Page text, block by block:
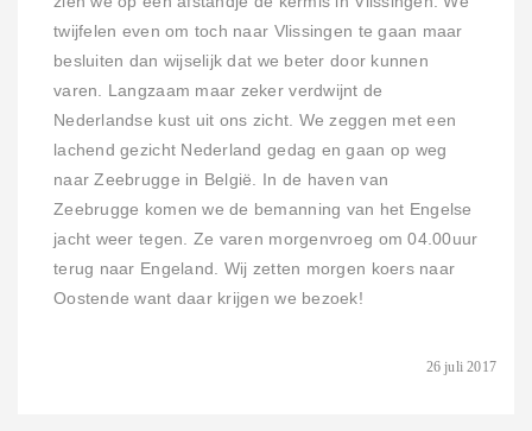
26 juli 2017
twijfelen even om toch naar Vlissingen te gaan maar
besluiten dan wijselijk dat we beter door kunnen
varen. Langzaam maar zeker verdwijnt de
Nederlandse kust uit ons zicht. We zeggen met een
lachend gezicht Nederland gedag en gaan op weg
naar Zeebrugge in België. In de haven van
Zeebrugge komen we de bemanning van het Engelse
jacht weer tegen. Ze varen morgenvroeg om 04.00uur
terug naar Engeland. Wij zetten morgen koers naar
Oostende want daar krijgen we bezoek!